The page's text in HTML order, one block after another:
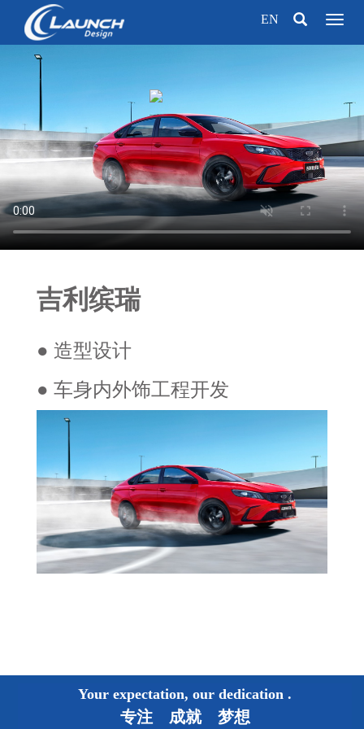
EN
吉利缤瑞
● 造型设计
● 车身内外饰工程开发
Your expectation, our dedication .
专注 成就 梦想